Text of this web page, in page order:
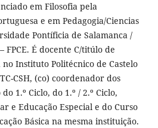
em Filosofia pela
e em Pedagogia/Ciencias
Pontíficia de Salamanca /
FPCE. É docente C/titúlo de
Instituto Politécnico de Castelo
CSH, (co) coordenador dos
1.º Ciclo, do 1.º / 2.º Ciclo,
e Educação Especial e do Curso
Básica na mesma instituição.